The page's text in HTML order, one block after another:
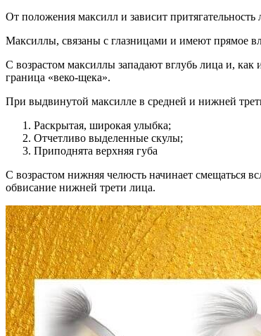
От положения максилл и зависит
Максиллы, связаны с глазницами и имеют прямое
С возрастом максиллы западают вглубь лица и, как
граница «веко-щека».
При выдвинутой максилле в средней и нижней
Раскрытая, широкая улыбка;
Отчетливо выделенные скулы;
Приподнята верхняя губа
С возрастом нижняя челюсть начинает смещаться
обвисание нижней трети лица.